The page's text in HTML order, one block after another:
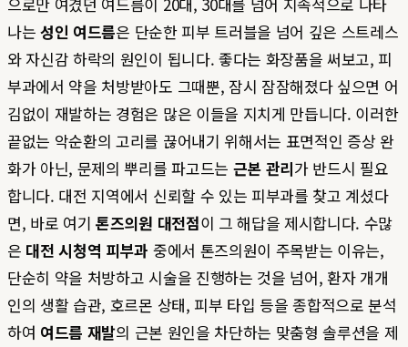
나는성인 여드름은 단순한 피부 트러블을 넘어 깊은 스트레스
와 자신감 하락의 원인이 됩니다. 좋다는 화장품을 써보고, 피
부과에서 약을 처방받아도 그때뿐, 잠시 잠잠해졌다 싶으면 어
김없이 재발하는 경험은 많은 이들을 지치게 만듭니다. 이러한
끝없는 악순환의 고리를 끊어내기 위해서는 표면적인 증상 완
화가 아닌, 문제의 뿌리를 파고드는 근본 관리가 반드시 필요
합니다. 대전 지역에서 신뢰할 수 있는 피부과를 찾고 계셨다
면, 바로 여기톤즈의원 대전점이 그 해답을 제시합니다. 수많
은 대전 시청역 피부과 중에서 톤즈의원이 주목받는 이유는,
단순히 약을 처방하고 시술을 진행하는 것을 넘어, 환자 개개
인의 생활 습관, 호르몬 상태, 피부 타입 등을 종합적으로 분석
하여 여드름 재발의 근본 원인을 차단하는 맞춤형 솔루션을 제